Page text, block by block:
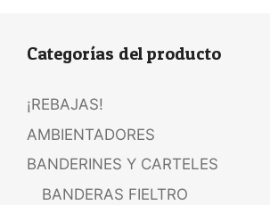
Categorías del producto
¡REBAJAS!
AMBIENTADORES
BANDERINES Y CARTELES
BANDERAS FIELTRO